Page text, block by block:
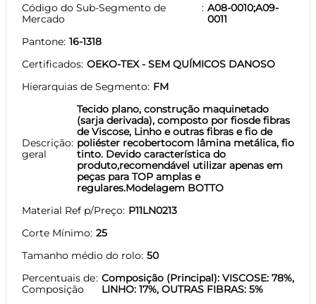
Código do Sub-Segmento de
Mercado
A08-0010;A09-
0011
Pantone 16-1318
Certificados OEKO-TEX - SEM QUÍMICOS DANOSO
Hierarquias de Segmento FM
Descrição
geral
Tecido plano, construção maquinetado
(sarja derivada), composto por fiosde fibras
de Viscose, Linho e outras fibras e fio de
poliéster recobertocom lâmina metálica, fio
tinto. Devido característica do
produto,recomendável utilizar apenas em
peças para TOP amplas e
regulares.Modelagem BOTTO
Material Ref p/Preço P11LN0213
Corte Mínimo 25
Tamanho médio do rolo 50
Percentuais de
Composição
Composição (Principal): VISCOSE: 78%,
LINHO: 17%, OUTRAS FIBRAS: 5%